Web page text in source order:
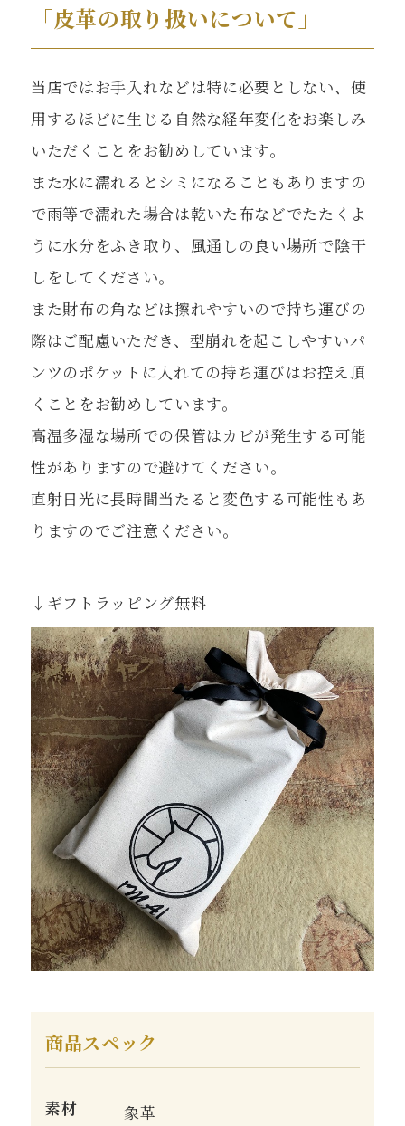
「皮革の取り扱いについて」
当店ではお手入れなどは特に必要としない、使
用するほどに生じる自然な経年変化をお楽しみ
いただくことをお勧めしています。
また水に濡れるとシミになることもありますの
で雨等で濡れた場合は乾いた布などでたたくよ
うに水分をふき取り、風通しの良い場所で陰干
しをしてください。
また財布の角などは擦れやすいので持ち運びの
際はご配慮いただき、型崩れを起こしやすいパ
ンツのポケットに入れての持ち運びはお控え頂
くことをお勧めしています。
高温多湿な場所での保管はカビが発生する可能
性がありますので避けてください。
直射日光に長時間当たると変色する可能性もあ
りますのでご注意ください。
↓ギフトラッピング無料
商品スペック
素材
象革